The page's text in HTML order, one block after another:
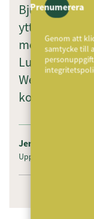
Bjurfors
ytterligare en
med oktober
Lundvall,
Westerlind
kontorets
Jenny Persson
Uppdaterad: 1
Prenumerera
Genom att
samtycke till